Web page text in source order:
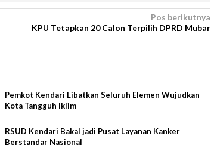
Pos berikutnya
KPU Tetapkan 20 Calon Terpilih DPRD Mubar
Pemkot Kendari Libatkan Seluruh Elemen Wujudkan
Kota Tangguh Iklim
RSUD Kendari Bakal jadi Pusat Layanan Kanker
Berstandar Nasional